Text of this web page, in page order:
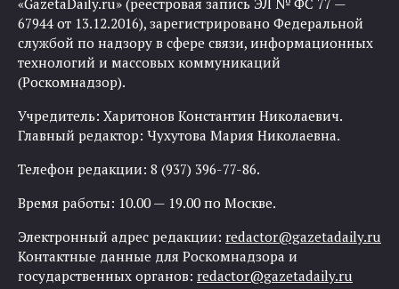
«GazetaDaily.ru» (реестровая запись ЭЛ № ФС 77 —
67944 от 13.12.2016), зарегистрировано Федеральной
службой по надзору в сфере связи, информационных
технологий и массовых коммуникаций
(Роскомнадзор).
Учредитель: Харитонов Константин Николаевич.
Главный редактор: Чухутова Мария Николаевна.
Телефон редакции: 8 (937) 396-77-86.
Время работы: 10.00 — 19.00 по Москве.
Электронный адрес редакции: redactor@gazetadaily.ru
Контактные данные для Роскомнадзора и
государственных органов: redactor@gazetadaily.ru